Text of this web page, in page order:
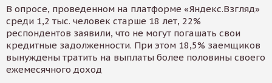
В опросе, проведенном на платформе «Яндекс.Взгляд»
среди 1,2 тыс. человек старше 18 лет, 22%
респондентов заявили, что не могут погашать свои
кредитные задолженности. При этом 18,5% заемщиков
вынуждены тратить на выплаты более половины своего
ежемесячного доход